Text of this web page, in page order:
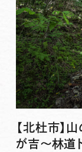
【北杜市】
が吉〜林道